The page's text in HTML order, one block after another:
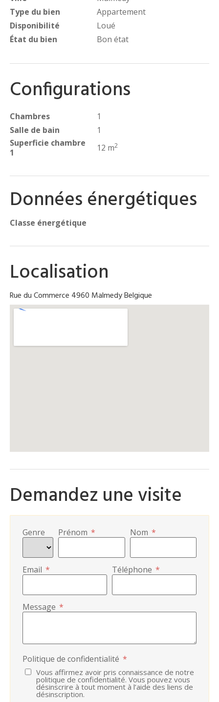
Type du bien
Appartement
Disponibilité
Loué
État du bien
Bon état
Configurations
Chambres
1
Salle de bain
1
Superficie chambre
1
12 m2
Données énergétiques
Classe énergétique
Localisation
Rue du Commerce 4960 Malmedy Belgique
Demandez une visite
Genre Prénom * Nom *
Email * Téléphone *
Message *
Politique de confidentialité *
Vous affirmez avoir pris connaissance de notre
politique de confidentialité. Vous pouvez vous
désinscrire à tout moment à l’aide des liens de
désinscription.